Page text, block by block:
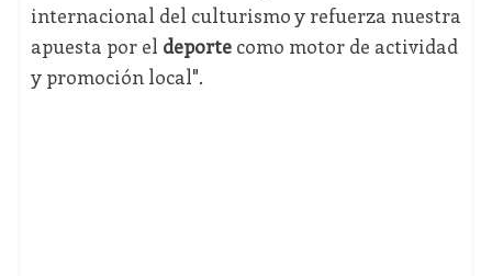
internacional del culturismo y refuerza nuestra
apuesta por el deportecomo motor de actividad
y promoción local".